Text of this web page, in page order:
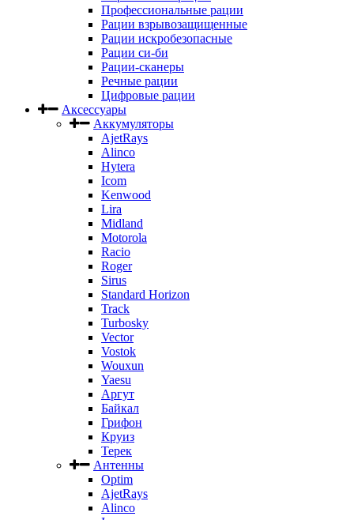
Профессиональные рации
Рации взрывозащищенные
Рации искробезопасные
Рации си-би
Рации-сканеры
Речные рации
Цифровые рации
Аксессуары
Аккумуляторы
AjetRays
Alinco
Hytera
Icom
Kenwood
Lira
Midland
Motorola
Racio
Roger
Sirus
Standard Horizon
Track
Turbosky
Vector
Vostok
Wouxun
Yaesu
Аргут
Байкал
Грифон
Круиз
Терек
Антенны
Optim
AjetRays
Alinco